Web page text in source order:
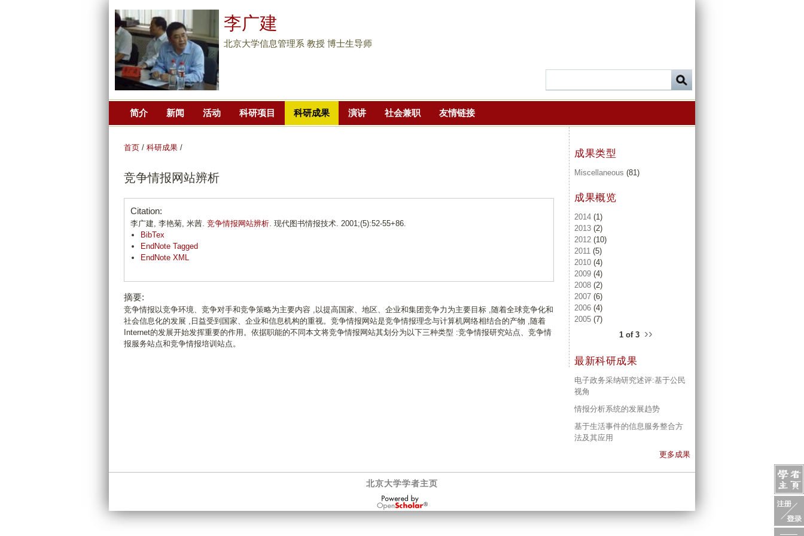
到
主
要
李广建
北京大学信息管理系 教授 博士生导师
简介 新闻 活动 科研项目 科研成果 演讲 社会兼职 友情链接
首页 / 科研成果 /
竞争情报网站辨析
Citation:
李广建, 李艳菊, 米茜. 竞争情报网站辨析. 现代图书情报技术. 2001;(5):52-55+86.
BibTex
EndNote Tagged
EndNote XML
摘要:
竞争情报以竞争环境、竞争对手和竞争策略为主要内容 ,以提高国家、地区、企业和集团竞争力为主要目标 ,随着全球竞争化和
社会信息化的发展 ,日益受到国家、企业和信息机构的重视。竞争情报网站是竞争情报理念与计算机网络相结合的产物 ,随着
Internet的发展开始发挥重要的作用。依据职能的不同本文将竞争情报网站其划分为以下三种类型 :竞争情报研究站点、竞争情
报服务站点和竞争情报培训站点。
成果类型
Miscellaneous (81)
成果概览
2014 (1)
2013 (2)
2012 (10)
2011 (5)
2010 (4)
2009 (4)
2008 (2)
2007 (6)
2006 (4)
2005 (7)
1 of 3 ››
最新科研成果
电子政务采纳研究述评:基于公民
视角
情报分析系统的发展趋势
基于生活事件的信息服务整合方
法及其应用
更多成果
北京大学学者主页
OpenScholar